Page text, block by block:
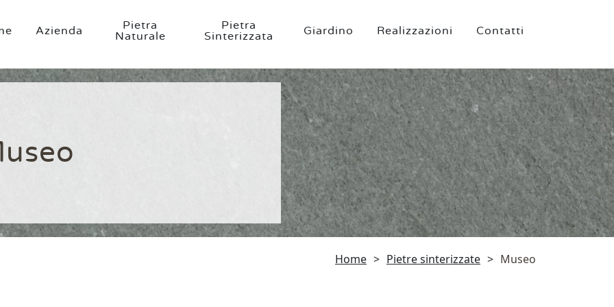
Azienda
Pietra
Naturale
Pietra
Sinterizzata
Giardino Realizzazioni Contatti
Home > Pietre sinterizzate > Museo